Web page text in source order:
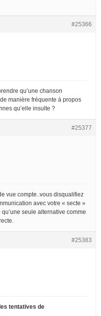
#25366
qu’une chanson
manière fréquente à propos
qu’elle insulte ?
#25377
vue compte..vous disqualifiez
avec votre « secte »
seule alternative comme
#25383
tentatives de